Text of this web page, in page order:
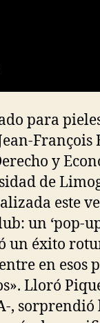
para
François
y
de
este
un ‘pop-
un éxito
en esos
Lloró
,